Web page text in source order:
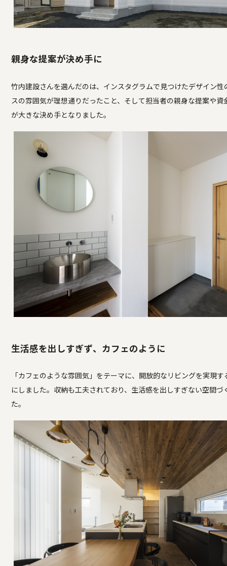
親身な提案が決め手に
竹内建設さんを選んだのは、インスタグラムで見つけたデザイン
スの雰囲気が理想通りだったこと、そして担当者の親身な提案や
が大きな決め手となりました。
生活感を出しすぎず、カフェのように
「カフェのような雰囲気」をテーマに、開放的なリビングを実現
にしました。収納も工夫されており、生活感を出しすぎない空間
た。